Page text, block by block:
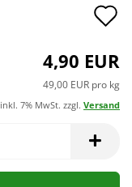
4,90 EUR
49,00 EUR pro kg
inkl. 7% MwSt. zzgl. Versand